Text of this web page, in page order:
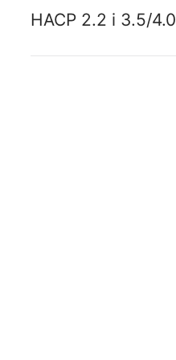
HACP 2.2 i 3.5/